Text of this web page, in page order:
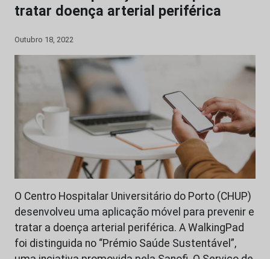
tratar doença arterial periférica
Outubro 18, 2022
O Centro Hospitalar Universitário do Porto (CHUP)
desenvolveu uma aplicação móvel para prevenir e
tratar a doença arterial periférica. A WalkingPad
foi distinguida no “Prémio Saúde Sustentável”,